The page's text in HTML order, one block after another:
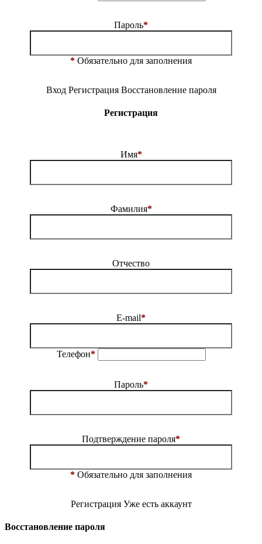
Пароль*
* Обязательно для заполнения
Вход Регистрация Восстановление пароля
Регистрация
Имя*
Фамилия*
Отчество
E-mail*
Телефон*
Пароль*
Подтверждение пароля*
* Обязательно для заполнения
Регистрация Уже есть аккаунт
Восстановление пароля